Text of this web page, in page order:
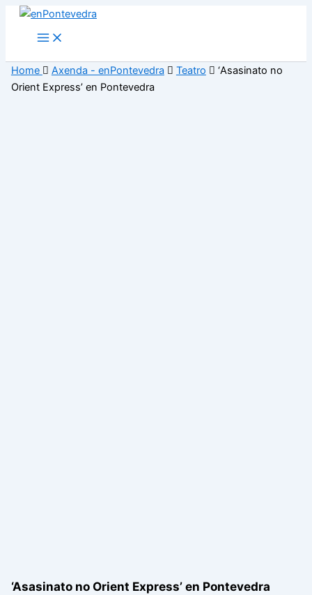
Main
Menu
Home Axenda - enPontevedra Teatro
‘Asasinato no
Orient Express’ en Pontevedra
‘Asasinato no Orient Express’ en Pontevedra